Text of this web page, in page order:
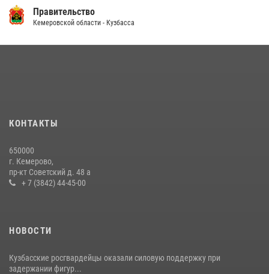
06 августа 2026, 10:19
20 июля 2026, 08:52
гипермаркета товары на 13 тысяч рублей (ВИДЕО)
16 июля 2026, 06:43
Правительство
Кемеровской области - Кузбасса
КОНТАКТЫ
650000
г. Кемерово,
пр-кт Советский д. 48 а
+ 7 (3842) 44-45-00
НОВОСТИ
Кузбасские росгвардейцы оказали силовую поддержку при
задержании фигур...